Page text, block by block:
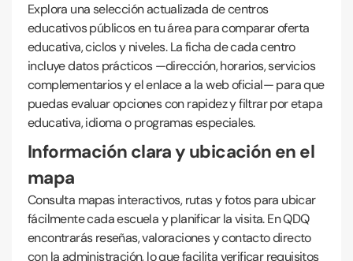
Explora una selección actualizada de centros
educativos públicos en tu área para comparar oferta
educativa, ciclos y niveles. La ficha de cada centro
incluye datos prácticos —dirección, horarios, servicios
complementarios y el enlace a la web oficial— para que
puedas evaluar opciones con rapidez y filtrar por etapa
educativa, idioma o programas especiales.
Información clara y ubicación en el
mapa
Consulta mapas interactivos, rutas y fotos para ubicar
fácilmente cada escuela y planificar la visita. En QDQ
encontrarás reseñas, valoraciones y contacto directo
con la administración, lo que facilita verificar requisitos